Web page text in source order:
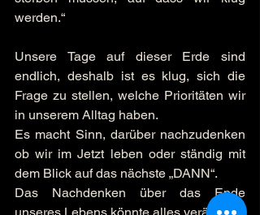
werden.“
Unsere Tage auf dieser Erde sind
endlich, deshalb ist es klug, sich die
Frage zu stellen, welche Prioritäten wir
in unserem Alltag haben.
Es macht Sinn, darüber nachzudenken
ob wir im Jetzt leben oder ständig mit
dem Blick auf das nächste „DANN“.
Das Nachdenken über das Ende